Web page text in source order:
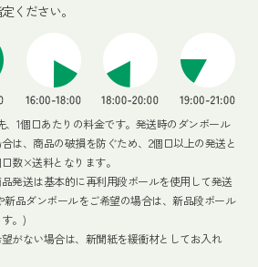
ください。
、1個口あたりの料金です。発送時のダンボール
は、商品の破損を防ぐため、2個口以上の発送と
数×送料となります。
発送は基本的に再利用段ボールを使用して発送
新品ダンボールをご希望の場合は、新品段ボール
。)
がない場合は、新聞紙を緩衝材としてお入れ